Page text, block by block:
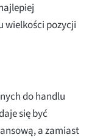
wielkości pozycji
do handlu
się być
a zamiast